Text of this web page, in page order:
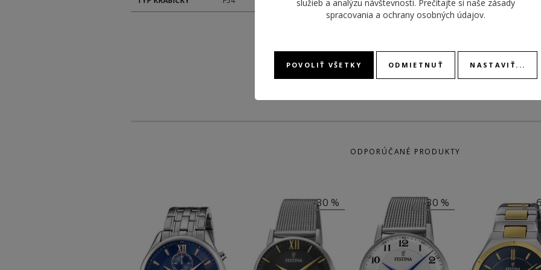
REMIENKA
náramok oceľ
DEŇ
ODPORÚČANÉ PRODUKTY
-30 % -30 % -
služieb a analýzu návštevnosti. Prečítajte si naše zásady
spracovania a ochrany osobných údajov.
POVOLIŤ VŠETKY ODMIETNUŤ NASTAVIŤ...